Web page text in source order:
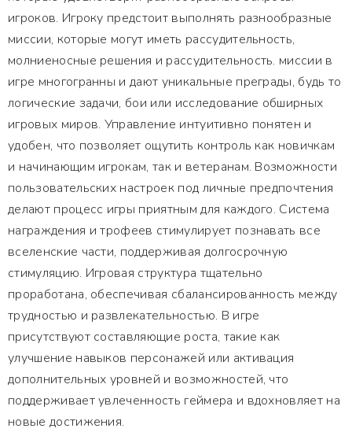
игроков. Игроку предстоит выполнять разнообразные
миссии, которые могут иметь рассудительность,
молниеносные решения и рассудительность. миссии в
игре многогранны и дают уникальные преграды, будь то
логические задачи, бои или исследование обширных
игровых миров. Управление интуитивно понятен и
удобен, что позволяет ощутить контроль как новичкам
и начинающим игрокам, так и ветеранам. Возможности
пользовательских настроек под личные предпочтения
делают процесс игры приятным для каждого. Система
награждения и трофеев стимулирует познавать все
вселенские части, поддерживая долгосрочную
стимуляцию. Игровая структура тщательно
проработана, обеспечивая сбалансированность между
трудностью и развлекательностью. В игре
присутствуют составляющие роста, такие как
улучшение навыков персонажей или активация
дополнительных уровней и возможностей, что
поддерживает увлеченность геймера и вдохновляет на
новые достижения.